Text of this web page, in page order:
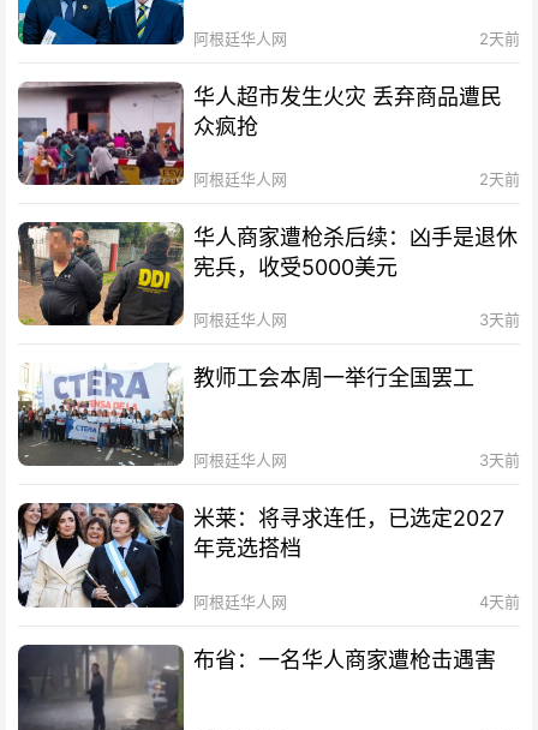
阿根廷华人网 2天前
华人超市发生火灾 丢弃商品遭民
众疯抢
阿根廷华人网 2天前
华人商家遭枪杀后续：凶手是退休
宪兵，收受5000美元
阿根廷华人网 3天前
教师工会本周一举行全国罢工
阿根廷华人网 3天前
米莱：将寻求连任，已选定2027
年竞选搭档
阿根廷华人网 4天前
布省：一名华人商家遭枪击遇害